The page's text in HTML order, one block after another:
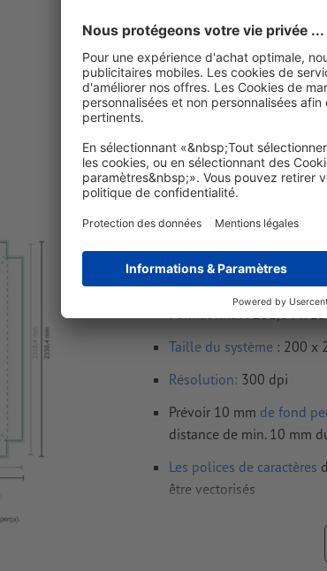
Livraison approx. :
mer. 19 août - jeu. 20 août
Exigences
(incl.
Format final: 231,04 x
Taille du système : 200 x
Résolution: 300 dpi
Prévoir 10 mm de fond
distance de min. 10 mm
Les polices de caractères
être vectorisés
CMJN,
FOGRA52 (PSO